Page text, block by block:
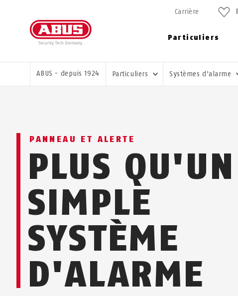
Particuliers
Carrière
VOUS ÊTES ICI:
ABUS - depuis 1924 Particuliers Systèmes d'alarme
PANNEAU ET ALERTE
PLUS QU'UN
SIMPLE
SYSTÈME
D'ALARME